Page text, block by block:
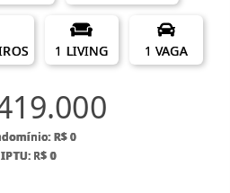
1 LIVING 1 VAGA
R$ 0
IPTU: R$ 0